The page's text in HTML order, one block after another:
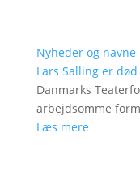
Nyheder og navne
Lars Salling er død
Danmarks
arbejdsomme
Læs mere